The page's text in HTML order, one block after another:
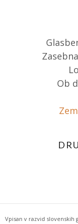
Ob
Vpisan v razvid slovenskih